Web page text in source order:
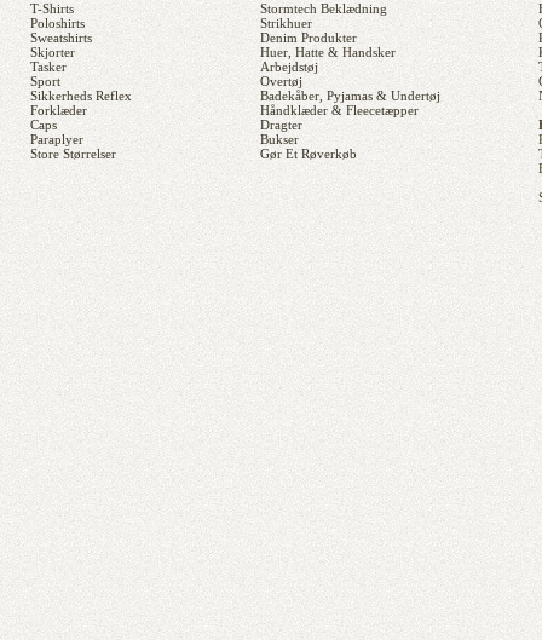
T-Shirts
Poloshirts
Sweatshirts
Skjorter
Tasker
Sport
Sikkerheds Reflex
Forklæder
Caps
Paraplyer
Store Størrelser
Stormtech Beklædning
Strikhuer
Denim Produkter
Huer, Hatte & Handsker
Arbejdstøj
Overtøj
Badekåber, Pyjamas & Undertøj
Håndklæder & Fleecetæpper
Dragter
Bukser
Gør Et Røverkøb